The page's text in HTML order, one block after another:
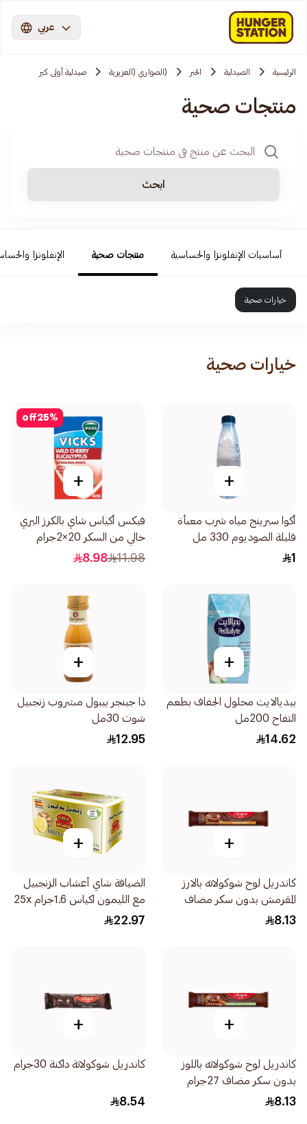
عربي
الرئيسية الصيدلية الخبر (الصواري (العزيزية صيدلية أولى كير
منتجات صحية
ابحث
أساسيات الإنفلونزا والحساسية منتجات صحية الإنفلونزا
خيارات صحية
خيارات صحية
+
أكوا سبرينج مياه شرب معبأة
قليلة الصوديوم 330 مل
1
25%
off
+
فيكس أكياس شاي بالكرز البري
خالي من السكر 20×2جرام
11.98
8.98
+
بيديالايت محلول الجفاف بطعم
التفاح 200مل
14.62
+
ذا جينجر بيبول مشروب زنجبيل
شوت 30مل
12.95
+
كاندريل لوح شوكولاته بالارز
المقرمش بدون سكر مضاف
27جرام
8.13
+
الضيافة شاي أعشاب الزنجبيل
مع الليمون اكياس 1.6جرام 25x
حبة
22.97
+
كاندريل لوح شوكولاته باللوز
بدون سكر مضاف 27جرام
8.13
+
كاندريل شوكولاتة داكنة 30جرام
8.54